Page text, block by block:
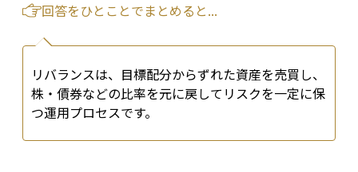
回答をひとことでまとめると...
リバランスは、目標配分からずれた資産を売買し、
株・債券などの比率を元に戻してリスクを一定に保
つ運用プロセスです。